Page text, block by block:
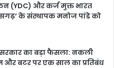
(YDC) और कर्ज मुक्त भारत
के संस्थापक मनोज पांडे को
का बड़ा फैसला: नकली
और बटर पर एक साल का प्रतिबंध